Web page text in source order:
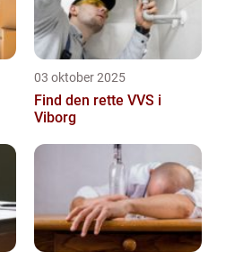
03 oktober 2025
Find den rette VVS i
Viborg